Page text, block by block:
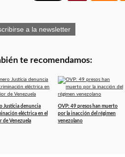
a la newsletter
te recomendamos:
Justicia denuncia
eléctrica en el
de Venezuela
OVP: 49 presos han muerto
por la inacción del régimen
venezolano